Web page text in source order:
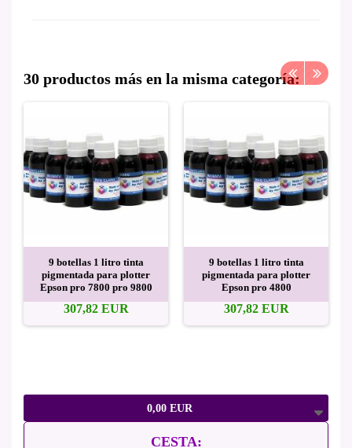
0,00 EUR
CESTA:
30 productos más en la misma categoría:
9 botellas 1 litro tinta
pigmentada para plotter
Epson pro 7800 pro 9800
307,82 EUR
9 botellas 1 litro tinta
pigmentada para plotter
Epson pro 4800
307,82 EUR